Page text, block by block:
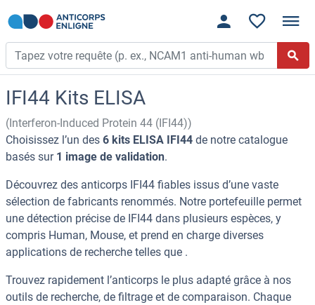
IFI44 Kits ELISA
(Interferon-Induced Protein 44 (IFI44))
Choisissez l’un des 6 kits ELISA IFI44 de notre catalogue
basés sur 1 image de validation.
Découvrez des anticorps IFI44 fiables issus d’une vaste
sélection de fabricants renommés. Notre portefeuille permet
une détection précise de IFI44 dans plusieurs espèces, y
compris Human, Mouse, et prend en charge diverses
applications de recherche telles que .
Trouvez rapidement l’anticorps le plus adapté grâce à nos
outils de recherche, de filtrage et de comparaison. Chaque